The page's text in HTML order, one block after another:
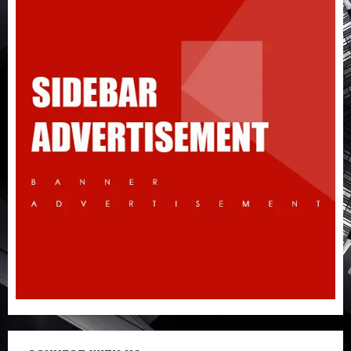
Đừng nhập hàng Taobao nếu bạn chưa
biết 5 điều này!
Không biết tiếng Trung có tự đặt hàng